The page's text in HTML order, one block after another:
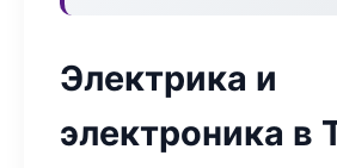
Электрика и
электроника в